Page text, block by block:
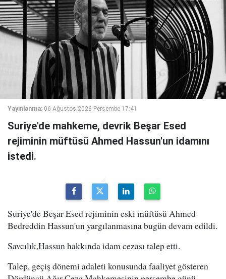
Yayınlanma: 06 Ağustos 2026 Perşembe 17:41
Suriye'de mahkeme, devrik Beşar Esed
rejiminin müftüsü Ahmed Hassun'un idamını
istedi.
Suriye'de Beşar Esed rejiminin eski müftüsü Ahmed
Bedreddin Hassun'un yargılanmasına bugün devam edildi.
Savcılık,Hassun hakkında idam cezası talep etti.
Talep, geçiş dönemi adaleti konusunda faaliyet gösteren